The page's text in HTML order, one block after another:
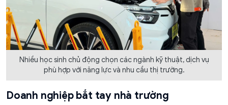
Nhiều học sinh chủ động chọn các ngành kỹ thuật, dịch vụ
phù hợp với năng lực và nhu cầu thị trường.
Doanh nghiệp bắt tay nhà trường